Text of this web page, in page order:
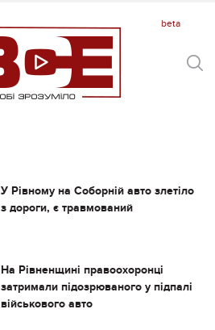
У Рівному на Соборній авто злетіло
з дороги, є травмований
На Рівненщині правоохоронці
затримали підозрюваного у підпалі
військового авто